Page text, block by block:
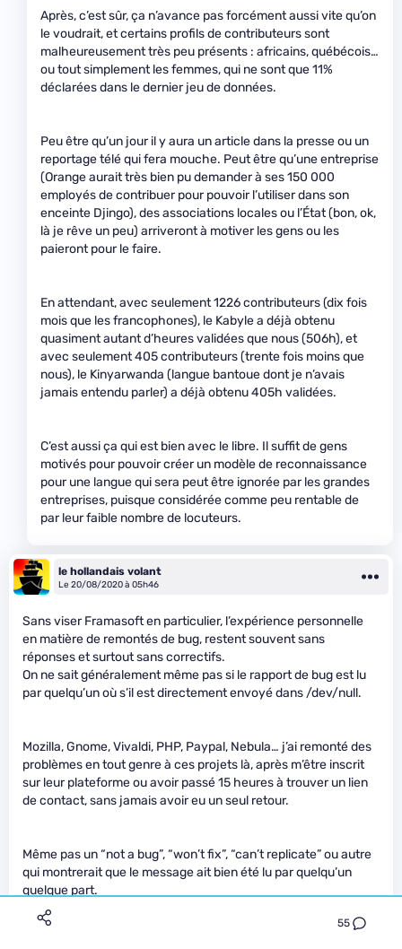
55
Après, c’est sûr, ça n’avance pas forcément aussi vite qu’on
le voudrait, et certains profils de contributeurs sont
malheureusement très peu présents : africains, québécois…
ou tout simplement les femmes, qui ne sont que 11%
déclarées dans le dernier jeu de données.
Peu être qu’un jour il y aura un article dans la presse ou un
reportage télé qui fera mouche. Peut être qu’une entreprise
(Orange aurait très bien pu demander à ses 150 000
employés de contribuer pour pouvoir l’utiliser dans son
enceinte Djingo), des associations locales ou l’État (bon, ok,
là je rêve un peu) arriveront à motiver les gens ou les
paieront pour le faire.
En attendant, avec seulement 1226 contributeurs (dix fois
mois que les francophones), le Kabyle a déjà obtenu
quasiment autant d’heures validées que nous (506h), et
avec seulement 405 contributeurs (trente fois moins que
nous), le Kinyarwanda (langue bantoue dont je n’avais
jamais entendu parler) a déjà obtenu 405h validées.
C’est aussi ça qui est bien avec le libre. Il suffit de gens
motivés pour pouvoir créer un modèle de reconnaissance
pour une langue qui sera peut être ignorée par les grandes
entreprises, puisque considérée comme peu rentable de
par leur faible nombre de locuteurs.
le hollandais volant
Le 20/08/2020 à 05h46
Sans viser Framasoft en particulier, l’expérience personnelle
en matière de remontés de bug, restent souvent sans
réponses et surtout sans correctifs.
On ne sait généralement même pas si le rapport de bug est lu
par quelqu’un où s’il est directement envoyé dans /dev/null.
Mozilla, Gnome, Vivaldi, PHP, Paypal, Nebula… j’ai remonté des
problèmes en tout genre à ces projets là, après m’être inscrit
sur leur plateforme ou avoir passé 15 heures à trouver un lien
de contact, sans jamais avoir eu un seul retour.
Même pas un “not a bug”, “won’t fix”, “can’t replicate” ou autre
qui montrerait que le message ait bien été lu par quelqu’un
quelque part.